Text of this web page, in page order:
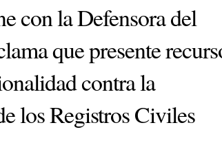
con la Defensora del
que presente
contra la
los Registros Civiles